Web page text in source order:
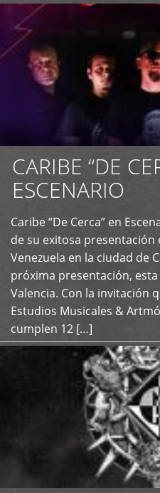
CARIBE “DE
ESCENARIO
Caribe “De Cerca” en
de su exitosa presentación
Venezuela en la ciudad de
próxima presentación,
Valencia. Con la invitación
Estudios Musicales &
cumplen 12 […]